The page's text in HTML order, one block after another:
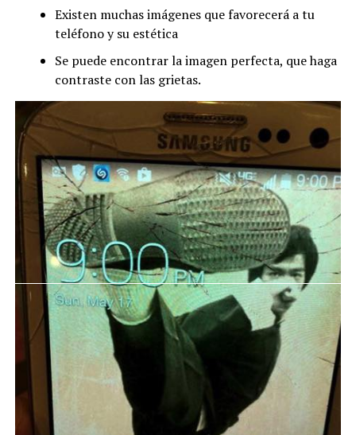
Existen muchas imágenes que favorecerá a tu
teléfono y su estética
Se puede encontrar la imagen perfecta, que haga
contraste con las grietas.